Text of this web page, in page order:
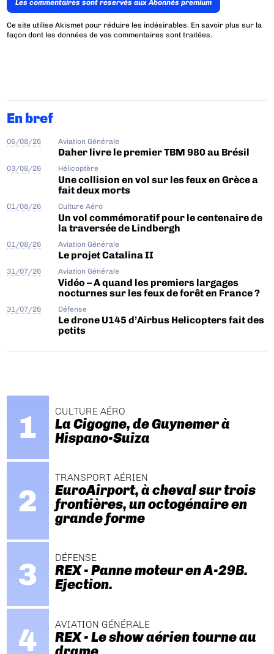
Les commentaires sont reservés aux Abonnés premium
Ce site utilise Akismet pour réduire les indésirables. En savoir plus sur la
façon dont les données de vos commentaires sont traitées.
En bref
06/08/26 Aviation Générale
Daher livre le premier TBM 980 au Brésil
03/08/26 Hélicoptère
Une collision en vol sur les feux en Grèce a
fait deux morts
01/08/26 Culture Aéro
Un vol commémoratif pour le centenaire de
la traversée de Lindbergh
01/08/26 Aviation Générale
Le projet Catalina II
31/07/26 Aviation Générale
Vidéo – A quand les premiers largages
nocturnes sur les feux de forêt en France ?
31/07/26 Défense
Le drone U145 d’Airbus Helicopters fait des
petits
CULTURE AÉRO
La Cigogne, de Guynemer à
Hispano-Suiza
TRANSPORT AÉRIEN
EuroAirport, à cheval sur trois
frontières, un octogénaire en
grande forme
DÉFENSE
REX - Panne moteur en A-29B.
Ejection.
AVIATION GÉNÉRALE
REX - Le show aérien tourne au